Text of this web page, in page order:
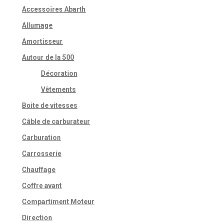
Accessoires Abarth
Allumage
Amortisseur
Autour de la 500
Décoration
Vêtements
Boite de vitesses
Câble de carburateur
Carburation
Carrosserie
Chauffage
Coffre avant
Compartiment Moteur
Direction